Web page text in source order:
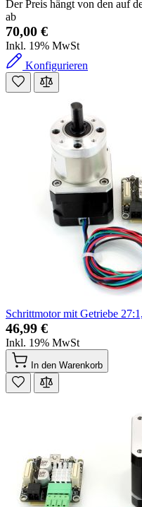
Der Preis hängt von den auf
ab
70,00 €
Inkl. 19% MwSt
Konfigurieren
Schrittmotor mit Getriebe
46,99 €
Inkl. 19% MwSt
In den Warenkorb